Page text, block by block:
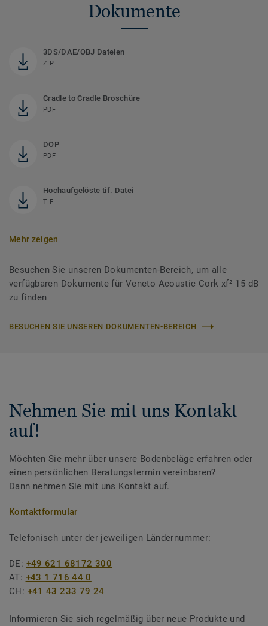
Dokumente
3DS/DAE/OBJ Dateien
ZIP
Cradle to Cradle Broschüre
PDF
DOP
PDF
Hochaufgelöste tif. Datei
TIF
Mehr zeigen
Besuchen Sie unseren Dokumenten-Bereich, um alle
verfügbaren Dokumente für Veneto Acoustic Cork xf² 15 dB
zu finden
BESUCHEN SIE UNSEREN DOKUMENTEN-BEREICH
Nehmen Sie mit uns Kontakt
auf!
Möchten Sie mehr über unsere Bodenbeläge erfahren oder
einen persönlichen Beratungstermin vereinbaren?
Dann nehmen Sie mit uns Kontakt auf.
Kontaktformular
Telefonisch unter der jeweiligen Ländernummer:
DE: +49 621 68172 300
AT: +43 1 716 44 0
CH: +41 43 233 79 24
Informieren Sie sich regelmäßig über neue Produkte und